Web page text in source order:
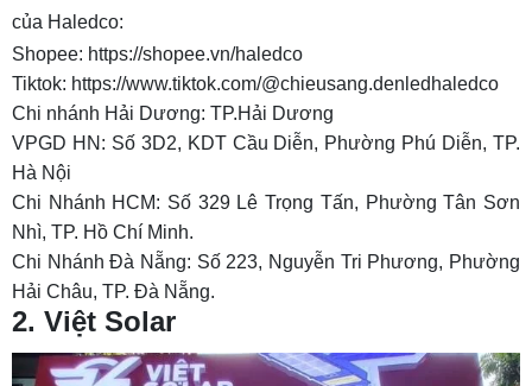
của Haledco:
Shopee: https://shopee.vn/haledco
Tiktok: https://www.tiktok.com/@chieusang.denledhaledco
Chi nhánh Hải Dương: TP.Hải Dương
VPGD HN: Số 3D2, KDT Cầu Diễn, Phường Phú Diễn, TP.
Hà Nội
Chi Nhánh HCM: Số 329 Lê Trọng Tấn, Phường Tân Sơn
Nhì, TP. Hồ Chí Minh.
Chi Nhánh Đà Nẵng: Số 223, Nguyễn Tri Phương, Phường
Hải Châu, TP. Đà Nẵng.
2. Việt Solar